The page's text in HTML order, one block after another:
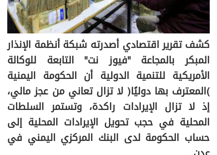
كشف تقرير اقتصادي أصدرته شبكة أنظمة الإنذار
المبكر بالمجاعة "فيوز نت" التابعة للوكالة
الأمريكية للتنمية الدولية أن الحكومة اليمنية
(المعترف بها دوليًا) لا تزال تعاني من عجز مالي،
إذ لا تزال الإيرادات راكدة، وتستمر السلطات
المحلية في حجب تحويل الإيرادات المحلية إلى
حساب الحكومة لدى البنك المركزي اليمني في